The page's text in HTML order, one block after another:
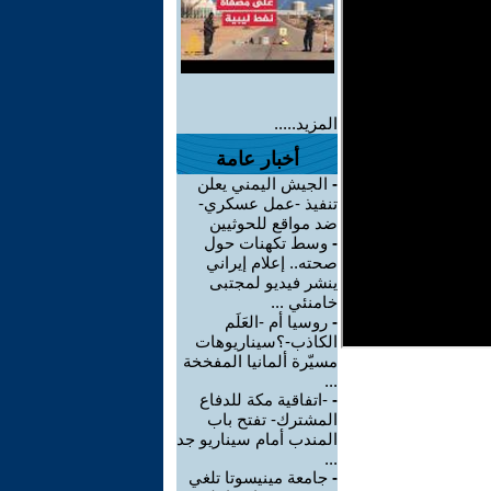
المزيد.....
أخبار عامة
- الجيش اليمني يعلن
تنفيذ -عمل عسكري-
ضد مواقع للحوثيين
- وسط تكهنات حول
صحته.. إعلام إيراني
ينشر فيديو لمجتبى
خامنئي ...
- روسيا أم -العَلَم
الكاذب-؟سيناريوهات
مسيّرة ألمانيا المفخخة
...
- -اتفاقية مكة للدفاع
المشترك- تفتح باب
المندب أمام سيناريو جد
...
- جامعة مينيسوتا تلغي